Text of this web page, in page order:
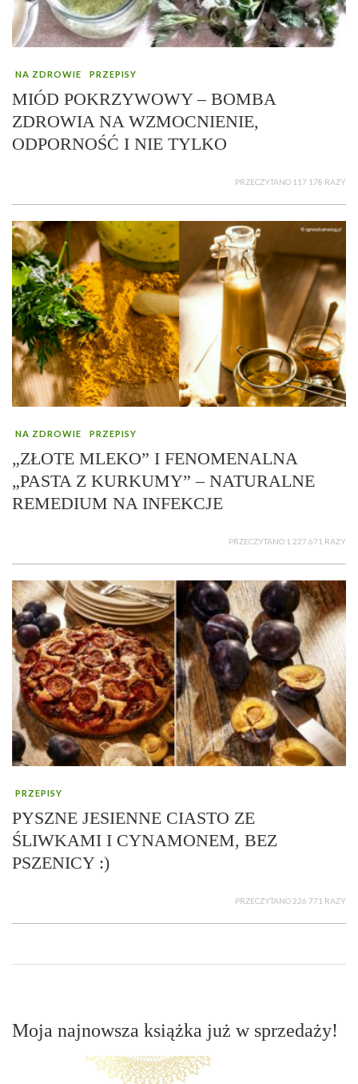
NA ZDROWIE PRZEPISY
MIÓD POKRZYWOWY – BOMBA
ZDROWIA NA WZMOCNIENIE,
ODPORNOŚĆ I NIE TYLKO
PRZECZYTANO 117 178 RAZY
NA ZDROWIE PRZEPISY
„ZŁOTE MLEKO” I FENOMENALNA
„PASTA Z KURKUMY” – NATURALNE
REMEDIUM NA INFEKCJE
PRZECZYTANO 1 227 671 RAZY
PRZEPISY
PYSZNE JESIENNE CIASTO ZE
ŚLIWKAMI I CYNAMONEM, BEZ
PSZENICY :)
PRZECZYTANO 226 771 RAZY
Moja najnowsza książka już w sprzedaży!